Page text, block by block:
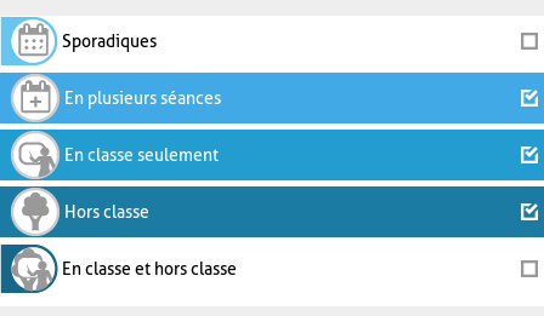
Sporadiques
En plusieurs séances
En classe seulement
Hors classe
En classe et hors classe